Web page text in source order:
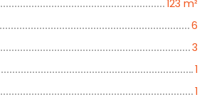
123 m²
6
3
1
1